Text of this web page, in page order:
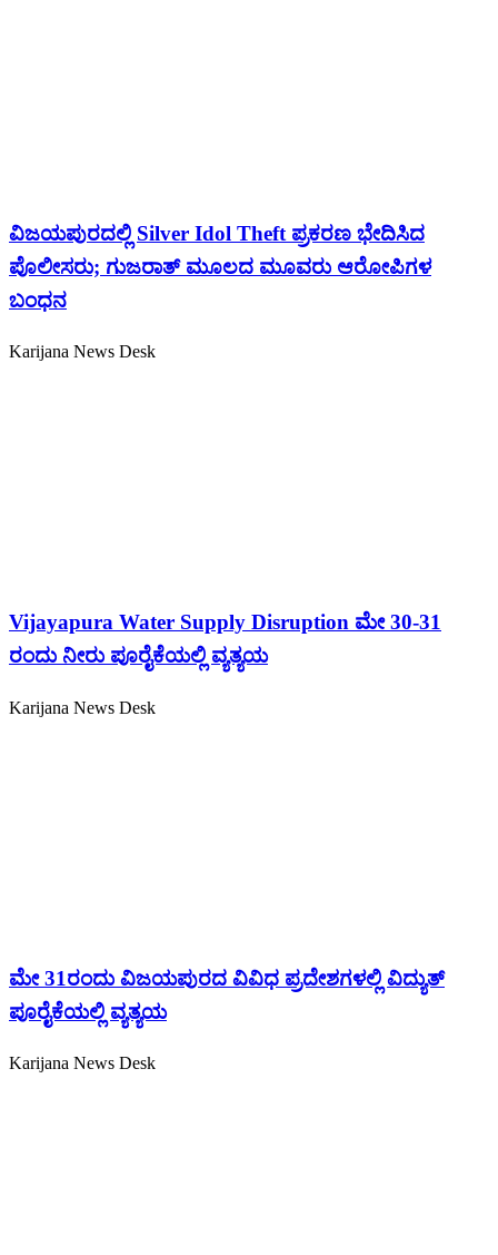
ವಿಜಯಪುರದಲ್ಲಿ Silver Idol Theft ಪ್ರಕರಣ ಭೇದಿಸಿದ
ಪೊಲೀಸರು; ಗುಜರಾತ್ ಮೂಲದ ಮೂವರು ಆರೋಪಿಗಳ
ಬಂಧನ
Karijana News Desk
Vijayapura Water Supply Disruption ಮೇ 30-31
ರಂದು ನೀರು ಪೂರೈಕೆಯಲ್ಲಿ ವ್ಯತ್ಯಯ
Karijana News Desk
ಮೇ 31ರಂದು ವಿಜಯಪುರದ ವಿವಿಧ ಪ್ರದೇಶಗಳಲ್ಲಿ ವಿದ್ಯುತ್
ಪೂರೈಕೆಯಲ್ಲಿ ವ್ಯತ್ಯಯ
Karijana News Desk